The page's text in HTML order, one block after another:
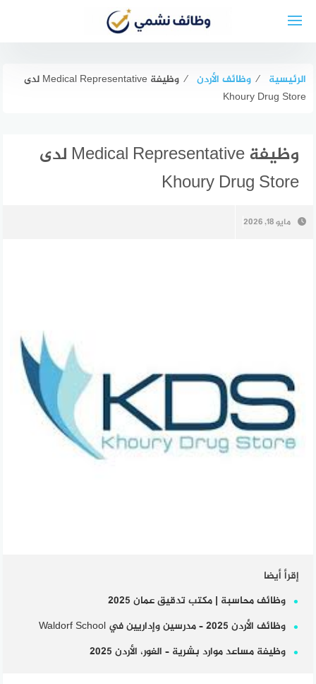
الرئيسية ⁄ وظائف الأردن ⁄
وظيفة Medical Representative لدى
Khoury Drug Store
وظيفة Medical Representative لدى
Khoury Drug Store
مايو 18, 2026
إقرأ أيضا
وظائف محاسبة | مكتب تدقيق عمان 2025
وظائف الأردن 2025 – مدرسين وإداريين في Waldorf School
وظيفة مساعد موارد بشرية – الغور، الأردن 2025